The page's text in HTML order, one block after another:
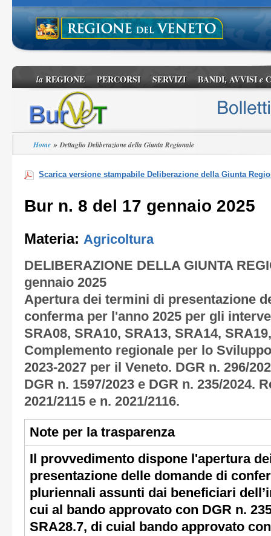
laREGIONE PERCORSI SERVIZI BANDI, AVVISIe
Home »Dettaglio Deliberazione della Giunta Regionale
Scarica versione stampabile Deliberazione della Giunta
Bur n. 8 del 17 gennaio 2025
Materia: Agricoltura
DELIBERAZIONE DELLA GIUNTA
gennaio 2025
Apertura dei termini di presentazione
conferma per l'anno 2025 per gli
SRA08, SRA10, SRA13, SRA14,
Complemento regionale per lo
2023-2027 per il Veneto. DGR n. 296/
DGR n. 1597/2023 e DGR n. 235/2024.
2021/2115 e n. 2021/2116.
Note per la trasparenza
Il provvedimento dispone l'apertura
presentazione delle domande di
pluriennali assunti dai beneficiari
cui al bando approvato con DGR n.
SRA28.7, di cuial bando approvato